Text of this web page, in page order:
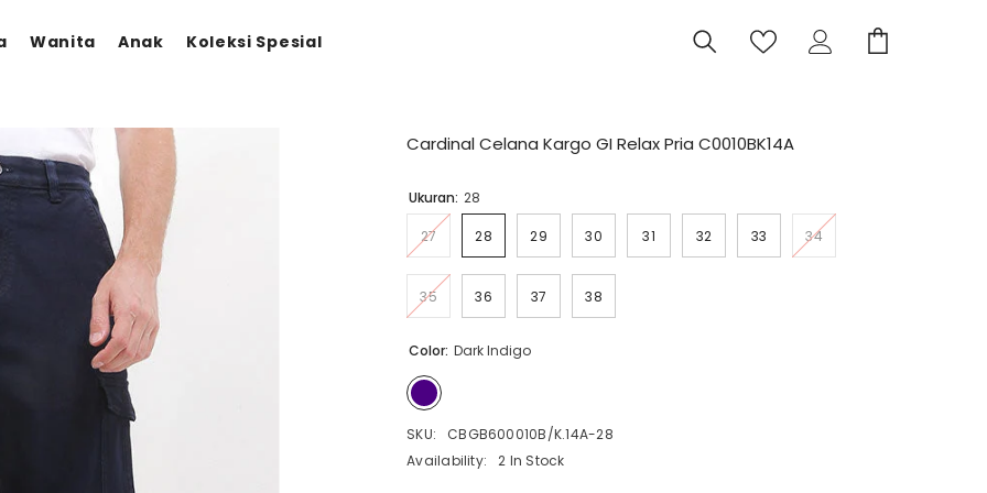
Wanita Anak Koleksi Spesial
Cardinal Celana Kargo GI Relax Pria C0010BK14A
Ukuran: 28
27 28 29 30 31 32 33 34
35 36 37 38
Color: Dark Indigo
SKU:
CBGB600010B/K.14A-28
Availability:
2 In Stock